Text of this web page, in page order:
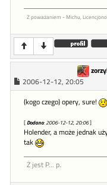
Z poważaniem - Michu,
2006-12-12, 20:05
(kogo czego) opery, sure!
[Dodano: 2006-12-12, 20:06]
Holender, a może jednak
tak
Ż jest P... p.